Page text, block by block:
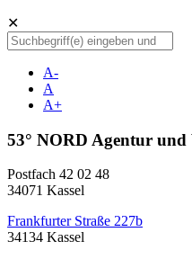
✕
A-
A
A+
53° NORD Agentur und
Postfach 42 02 48
34071 Kassel
Frankfurter Straße 227b
34134 Kassel